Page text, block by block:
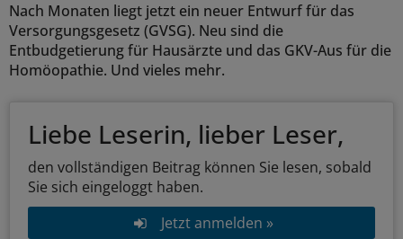
Nach Monaten liegt jetzt ein neuer Entwurf für das
Versorgungsgesetz (GVSG). Neu sind die
Entbudgetierung für Hausärzte und das GKV-Aus für die
Homöopathie. Und vieles mehr.
Liebe Leserin, lieber Leser,
den vollständigen Beitrag können Sie lesen, sobald
Sie sich eingeloggt haben.
Jetzt anmelden »